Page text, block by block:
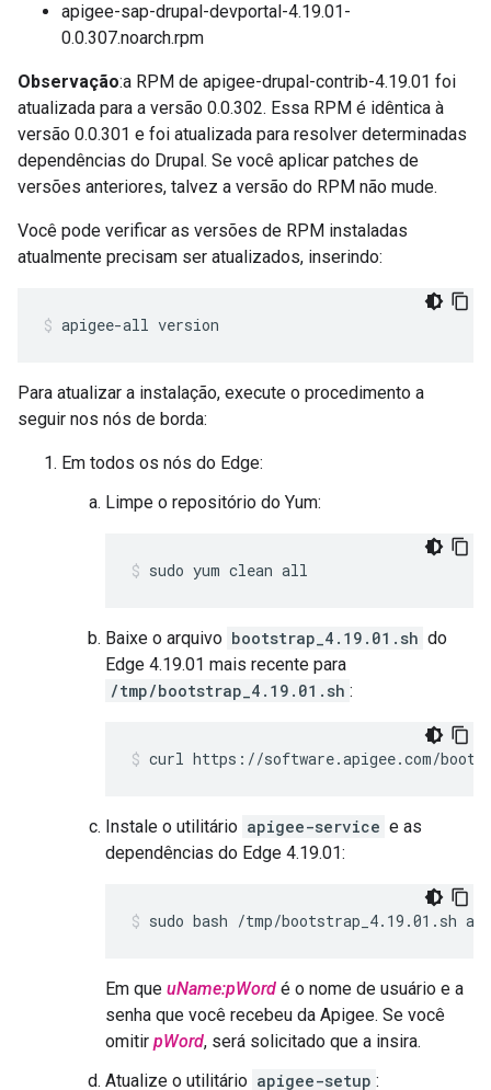
apigee-sap-drupal-devportal-4.19.01-
0.0.307.noarch.rpm
Observação:a RPM de apigee-drupal-contrib-4.19.01 foi
atualizada para a versão 0.0.302. Essa RPM é idêntica à
versão 0.0.301 e foi atualizada para resolver determinadas
dependências do Drupal. Se você aplicar patches de
versões anteriores, talvez a versão do RPM não mude.
Você pode verificar as versões de RPM instaladas
atualmente precisam ser atualizados, inserindo:
apigee-all version
Para atualizar a instalação, execute o procedimento a
seguir nos nós de borda:
Em todos os nós do Edge:
Limpe o repositório do Yum:
sudo yum clean all
Baixe o arquivo bootstrap_4.19.01.sh do
Edge 4.19.01 mais recente para
/tmp/bootstrap_4.19.01.sh :
curl https://software.apigee.com/
Instale o utilitário apigee-service e as
dependências do Edge 4.19.01:
sudo bash /tmp/bootstrap_4.19.01.sh
Em que uName:pWord é o nome de usuário e a
senha que você recebeu da Apigee. Se você
omitir pWord, será solicitado que a insira.
Atualize o utilitário apigee-setup :